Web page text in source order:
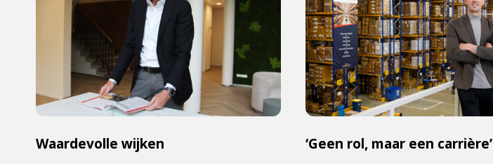
Waardevolle wijken ‘Geen rol, maar een carrière’